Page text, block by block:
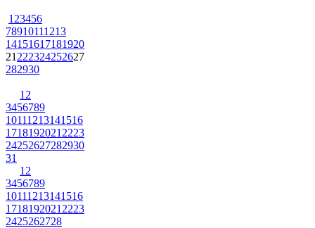
1 23456
78910111213
14151617181920
21 222324252627
282930
1 2
3456789
10111213141516
1718192021 2223
24252627282930
31
1 2
3456789
10111213141516
1718192021 2223
2425262728